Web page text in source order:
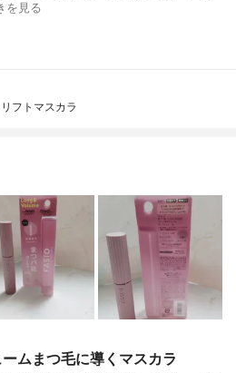
を見る
フトマスカラ
ムまつ毛に導くマスカラ